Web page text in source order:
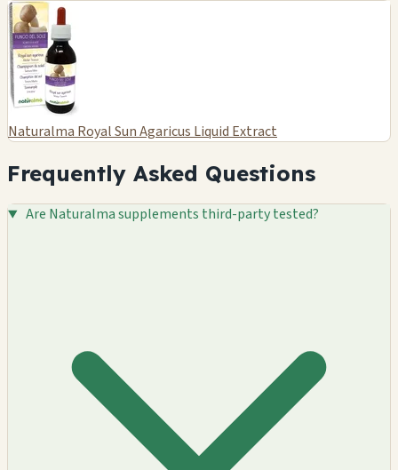
Naturalma Royal Sun Agaricus Liquid Extract
Frequently Asked Questions
Are Naturalma supplements third-party tested?